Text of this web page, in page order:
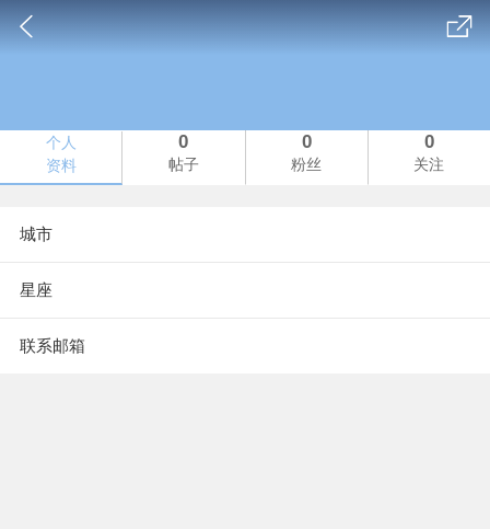
个人
资料
0
帖子
0
粉丝
0
关注
城市
星座
联系邮箱